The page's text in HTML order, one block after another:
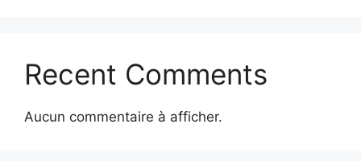
Recent Comments
Aucun commentaire à afficher.